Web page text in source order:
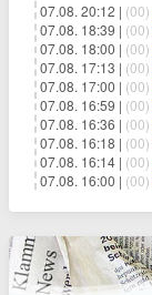
07.08. 20:12 | (00)
07.08. 18:39 | (00)
07.08. 18:00 | (00)
07.08. 17:13 | (00)
07.08. 17:00 | (00)
07.08. 16:59 | (00)
07.08. 16:36 | (00)
07.08. 16:18 | (00)
07.08. 16:14 | (00)
07.08. 16:00 | (00)